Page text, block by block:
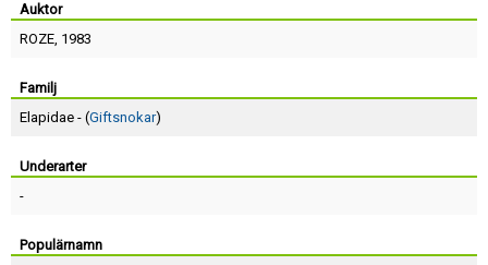
Auktor
ROZE, 1983
Familj
Elapidae - (Giftsnokar)
Underarter
-
Populärnamn
Terms of Service